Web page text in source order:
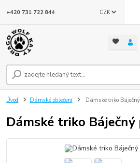
CZK
+420 731 722 844
Úvod Dámské oblečení Dámské triko
Dámské triko Báječný